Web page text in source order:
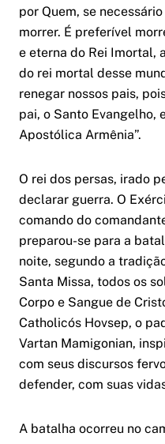
por Quem, se
morrer. É preferível
e eterna do Rei Imortal,
do rei mortal desse
renegar nossos pais,
pai, o Santo Evangelho,
Apostólica Armênia”.
O rei dos persas, irado
declarar guerra. O
comando do
preparou-se para a
noite, segundo a
Santa Missa, todos os
Corpo e Sangue de
Catholicós Hovsep, o
Vartan Mamigonian,
com seus discursos
defender, com suas
A batalha ocorreu no